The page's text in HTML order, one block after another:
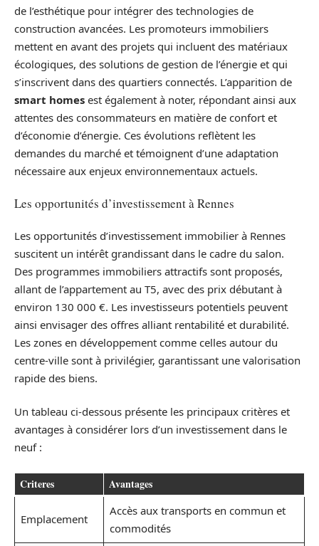
de l’esthétique pour intégrer des technologies de
construction avancées. Les promoteurs immobiliers
mettent en avant des projets qui incluent des matériaux
écologiques, des solutions de gestion de l’énergie et qui
s’inscrivent dans des quartiers connectés. L’apparition de
smart homes est également à noter, répondant ainsi aux
attentes des consommateurs en matière de confort et
d’économie d’énergie. Ces évolutions reflètent les
demandes du marché et témoignent d’une adaptation
nécessaire aux enjeux environnementaux actuels.
Les opportunités d’investissement à Rennes
Les opportunités d’investissement immobilier à Rennes
suscitent un intérêt grandissant dans le cadre du salon.
Des programmes immobiliers attractifs sont proposés,
allant de l’appartement au T5, avec des prix débutant à
environ 130 000 €. Les investisseurs potentiels peuvent
ainsi envisager des offres alliant rentabilité et durabilité.
Les zones en développement comme celles autour du
centre-ville sont à privilégier, garantissant une valorisation
rapide des biens.
Un tableau ci-dessous présente les principaux critères et
avantages à considérer lors d’un investissement dans le
neuf :
Criteres Avantages
Emplacement
Accès aux transports en commun et
commodités